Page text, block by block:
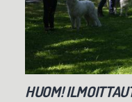
HUOM!